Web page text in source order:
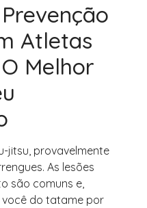
Atletas
Melhor
jitsu, provavelmente
As lesões
são comuns e,
você do tatame por